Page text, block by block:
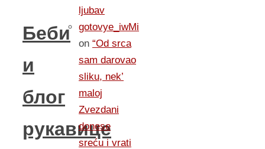
Беби
и
блог
рукавице
ljubav
gotovye_iwMi
on “Od srca
sam darovao
sliku, nek’
maloj
Zvezdani
donese
sreću i vrati